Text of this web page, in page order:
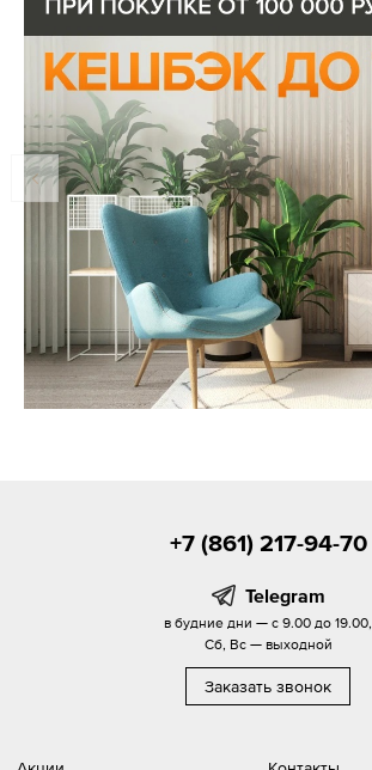
+7 (861) 217-94-70
Telegram
в будние дни — с 9.00 до 19.00,
Сб, Вс — выходной
Заказать звонок